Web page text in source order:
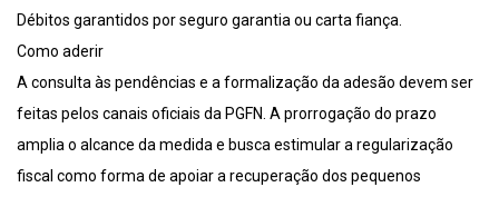
Débitos garantidos por seguro garantia ou carta fiança.
Como aderir
A consulta às pendências e a formalização da adesão devem ser
feitas pelos canais oficiais da PGFN. A prorrogação do prazo
amplia o alcance da medida e busca estimular a regularização
fiscal como forma de apoiar a recuperação dos pequenos